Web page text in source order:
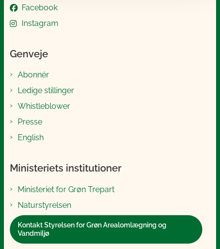
Facebook
Instagram
Genveje
Abonnér
Ledige stillinger
Whistleblower
Presse
English
Ministeriets institutioner
Ministeriet for Grøn Trepart
Naturstyrelsen
Kontakt Styrelsen for Grøn Arealomlægning og
Vandmiljø